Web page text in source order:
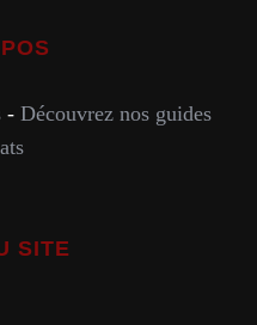
- Découvrez nos guides
SITE